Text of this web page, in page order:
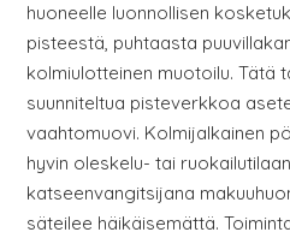
huoneelle luonnollisen
pisteestä, puhtaasta
kolmiulotteinen muotoilu. Tätä
suunniteltua pisteverkkoa
vaahtomuovi. Kolmijalkainen
hyvin oleskelu- tai
katseenvangitsijana
säteilee häikäisemättä.